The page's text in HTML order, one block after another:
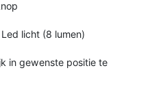
licht (8 lumen)
in gewenste positie te